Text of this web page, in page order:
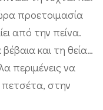
προετοιμασία
από την πείνα.
και τη θεία…
περιμένεις να
πετσέτα, στην